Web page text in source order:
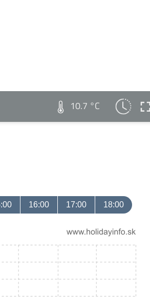
10.7 °C
16:00 17:00 18:00